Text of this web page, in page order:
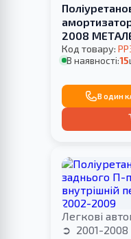
2008
Код товару:
В наявності:15
В один
Легкові
2001-2008